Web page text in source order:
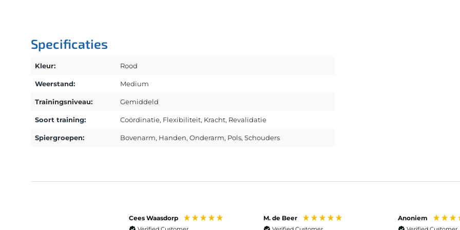
Specificaties
Kleur: Rood
Weerstand: Medium
Trainingsniveau: Gemiddeld
Soort training: Coördinatie, Flexibiliteit, Kracht, Revalidatie
Spiergroepen: Bovenarm, Handen, Onderarm, Pols, Schouders
Cees Waasdorp M. de Beer Anoniem